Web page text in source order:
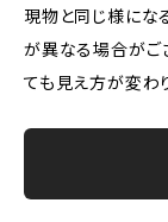
現物と同じ様にな
が異なる場合がご
ても見え方が変わ